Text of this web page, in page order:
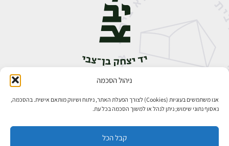
ניהול הסכמה
אנו משתמשים בעוגיות (Cookies) לצורך הפעלת האתר, ניתוח ושיווק מותאם אישית. בהסכמה,
נאסוף נתוני שימוש; ניתן לנהל או למשוך הסכמה בכל עת.
קבל הכל
אבן גבירול 14, רחביה, ירושלים